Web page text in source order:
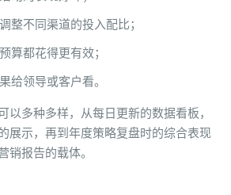
整不同渠道的投入配比；
算都花得更有效；
给领导或客户看。
以多种多样，从每日更新的数据看板，
展示，再到年度策略复盘时的综合表现
销报告的载体。